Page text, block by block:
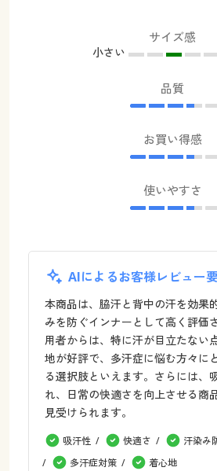
サイズ感
小さい
品質
お買い得感
使いやすさ
AIによるお客様レビュー
本商品は、脇汗と背中の汗を効果
みを防ぐインナーとして高く評価
用者からは、特に汗が目立たない
地が好評で、多汗症に悩む方々に
る選択肢といえます。さらには、
れ、日常の快適さを向上させる商
見受けられます。
吸汗性 快適さ
汗染み
多汗症対策
着心地